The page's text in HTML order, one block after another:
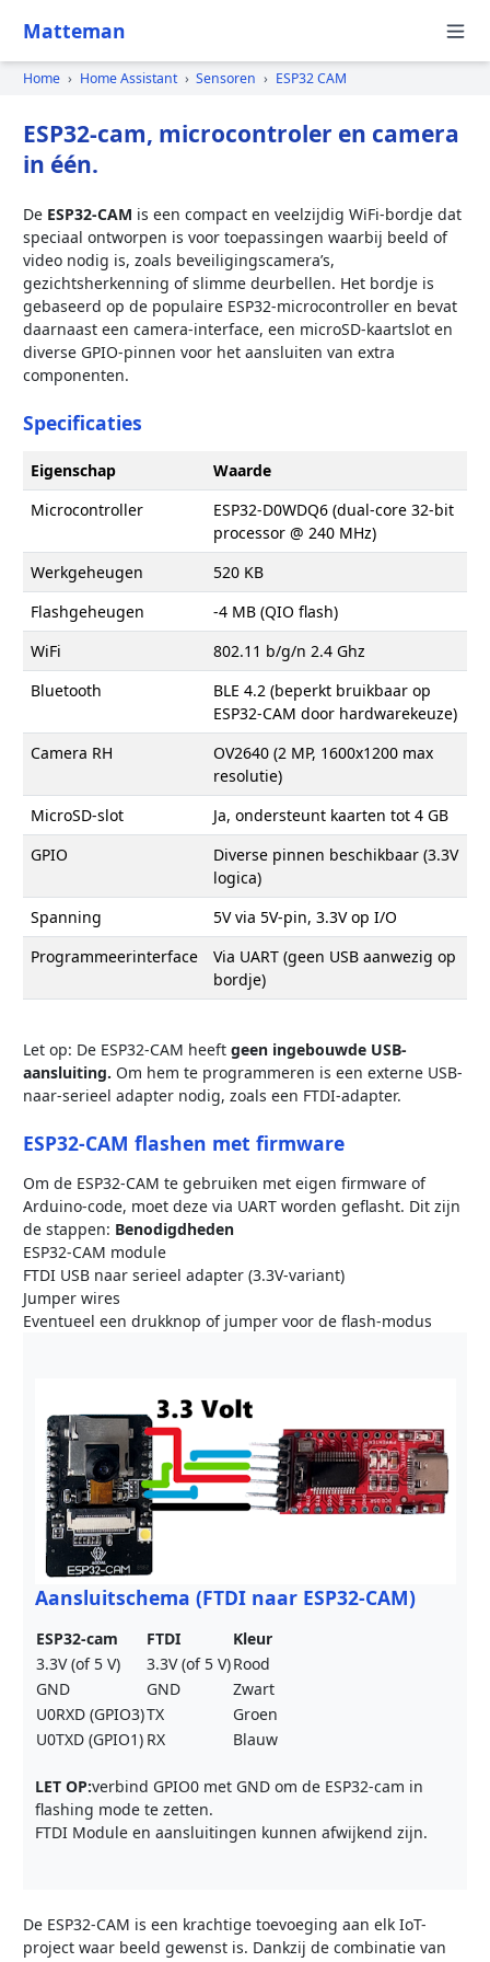
Matteman
Home › Home Assistant › Sensoren › ESP32 CAM
ESP32-cam, microcontroler en camera
in één.
De ESP32-CAM is een compact en veelzijdig WiFi-bordje dat
speciaal ontworpen is voor toepassingen waarbij beeld of
video nodig is, zoals beveiligingscamera’s,
gezichtsherkenning of slimme deurbellen. Het bordje is
gebaseerd op de populaire ESP32-microcontroller en bevat
daarnaast een camera-interface, een microSD-kaartslot en
diverse GPIO-pinnen voor het aansluiten van extra
componenten.
Specificaties
Eigenschap
Waarde
Microcontroller
ESP32-D0WDQ6 (dual-core 32-bit
processor @ 240 MHz)
Werkgeheugen
520 KB
Flashgeheugen
-4 MB (QIO flash)
WiFi
802.11 b/g/n 2.4 Ghz
Bluetooth
BLE 4.2 (beperkt bruikbaar op
ESP32-CAM door hardwarekeuze)
Camera RH
OV2640 (2 MP, 1600x1200 max
resolutie)
MicroSD-slot
Ja, ondersteunt kaarten tot 4 GB
GPIO
Diverse pinnen beschikbaar (3.3V
logica)
Spanning
5V via 5V-pin, 3.3V op I/O
Programmeerinterface
Via UART (geen USB aanwezig op
bordje)
Let op: De ESP32-CAM heeft geen ingebouwde USB-
aansluiting. Om hem te programmeren is een externe USB-
naar-serieel adapter nodig, zoals een FTDI-adapter.
ESP32-CAM flashen met firmware
Om de ESP32-CAM te gebruiken met eigen firmware of
Arduino-code, moet deze via UART worden geflasht. Dit zijn
de stappen: Benodigdheden
ESP32-CAM module
FTDI USB naar serieel adapter (3.3V-variant)
Jumper wires
Eventueel een drukknop of jumper voor de flash-modus
Aansluitschema (FTDI naar ESP32-CAM)
ESP32-cam FTDI
Kleur
3.3V (of 5 V)
3.3V (of 5 V)Rood
GND
GND
Zwart
U0RXD (GPIO3)TX
Groen
U0TXD (GPIO1) RX Blauw
LET OP:verbind GPIO0 met GND om de ESP32-cam in
flashing mode te zetten.
FTDI Module en aansluitingen kunnen afwijkend zijn.
De ESP32-CAM is een krachtige toevoeging aan elk IoT-
project waar beeld gewenst is. Dankzij de combinatie van